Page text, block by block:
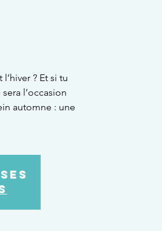
? Et si tu
l’occasion
automne : une